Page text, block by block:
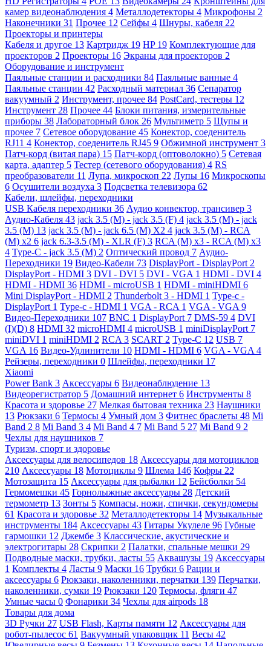
камер видеонаблюдения 4 Металлодетекторы 4 Микрофоны 2
Наконечники 31 Прочее 12 Сейфы 4 Шнуры, кабеля 22
Проекторы и принтеры
Кабеля и другое 13 Картридж 19 HP 19 Комплектующие для
проекторов 2 Проекторы 16 Экраны для проекторов 2
Оборудование и инструмент
Паяльные станции и расходники 84 Паяльные ванные 4
Паяльные станции 42 Расходный материал 36 Сепаратор
вакуумный 2 Инструмент, прочее 84 PostCard, тестеры 12
Инструмент 28 Прочее 44 Блоки питания, измерительные
приборы 38 Лабораторный блок 26 Мультиметр 5 Щупы и
прочее 7 Сетевое оборудование 45 Конектор, соеденитель
RJ11 4 Конектор, соеденитель RJ45 9 Обжимной инструмент 3
Патч-корд (витая пара) 15 Патч-корд (оптоволокно) 5 Сетевая
карта, адаптер 5 Тестер (сетевого оборудования) 4 RS
преобразователи 11 Лупа, микроскоп 22 Лупы 16 Микроскопы
6 Осушители воздуха 3 Подсветка телевизора 62
Кабели, шлейфы, переходники
USB Кабеля переходники 36 Аудио конвектор, трансивер 3
Аудио-Кабеля 43 jack 3.5 (M) - jack 3.5 (F) 4 jack 3.5 (M) - jack
3.5 (M) 13 jack 3.5 (M) - jack 6.5 (M) X2 4 jack 3.5 (M) - RCA
(M) x2 6 jack 6.3-3.5 (M) - XLR (F) 3 RCA (M) x3 - RCA (M) x3
4 Type-C - jack 3.5 (M) 2 Оптический провод 7 Аудио-
Переходники 19 Видео-Кабели 73 DisplayPort - DisplayPort 2
DisplayPort - HDMI 3 DVI - DVI 5 DVI - VGA 1 HDMI - DVI 4
HDMI - HDMI 36 HDMI - microUSB 1 HDMI - miniHDMI 6
Mini DisplayPort - HDMI 2 Thunderbolt 3 - HDMI 1 Type-c -
DisplayPort 1 Type-c - HDMI 1 VGA - RCA 1 VGA - VGA 9
Видео-Переходники 107 BNC 1 DisplayPort 7 DMS-59 4 DVI
(I)(D) 8 HDMI 32 microHDMI 4 microUSB 1 miniDisplayPort 7
miniDVI 1 miniHDMI 2 RCA 3 SCART 2 Type-C 12 USB 7
VGA 16 Видео-Удлинители 10 HDMI - HDMI 6 VGA - VGA 4
Рейзеры, переходники 0 Шлейфы, переходники 17
Xiaomi
Power Bank 3 Аксессуары 6 Видеонаблюдение 13
Видеорегистратор 5 Домашний интернет 6 Инструменты 8
Красота и здоровье 27 Мелкая бытовая техника 23 Наушники
13 Рюкзаки 6 Термосы 4 Умный дом 3 Фитнес браслеты 48 Mi
Band 2 8 Mi Band 3 4 Mi Band 4 7 Mi Band 5 27 Mi Band 9 2
Чехлы для наушников 7
Туризм, спорт и здоровье
Аксессуары для велосипедов 18 Аксессуары для мотоциклов
210 Аксессуары 18 Мотоциклы 9 Шлема 146 Кофры 22
Мотозащита 15 Аксессуары для рыбалки 12 Бейсболки 54
Гермомешки 45 Горнолыжные аксессуары 28 Детский
термометр 13 Зонты 5 Компасы, ножи, спички, секундомеры
61 Красота и здоровье 32 Металлодетекторы 14 Музыкальные
инструменты 184 Аксессуары 43 Гитары Укулеле 96 Губные
гармошки 12 Джембе 3 Классические, акустические и
электрогитары 28 Скрипки 2 Палатки, спальные мешки 29
Подводные маски, трубки, ласты 55 Аквашузы 19 Аксессуары
1 Комплекты 4 Ласты 9 Маски 16 Трубки 6 Рации и
аксессуары 6 Рюкзаки, наколенники, перчатки 139 Перчатки,
наколенники, сумки 19 Рюкзаки 120 Термосы, фляги 47
Умные часы 0 Фонарики 34 Чехлы для airpods 18
Товары для дома
3D Ручки 27 USB Flash, Карты памяти 12 Аксессуары для
робот-пылесос 61 Вакуумный упаковщик 11 Весы 42